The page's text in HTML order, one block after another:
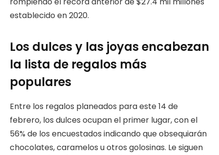
establecido en 2020.
Los dulces y las joyas encabezan
la lista de regalos más
populares
Entre los regalos planeados para este 14 de
febrero, los dulces ocupan el primer lugar, con el
56% de los encuestados indicando que obsequiarán
chocolates, caramelos u otros golosinas. Le siguen